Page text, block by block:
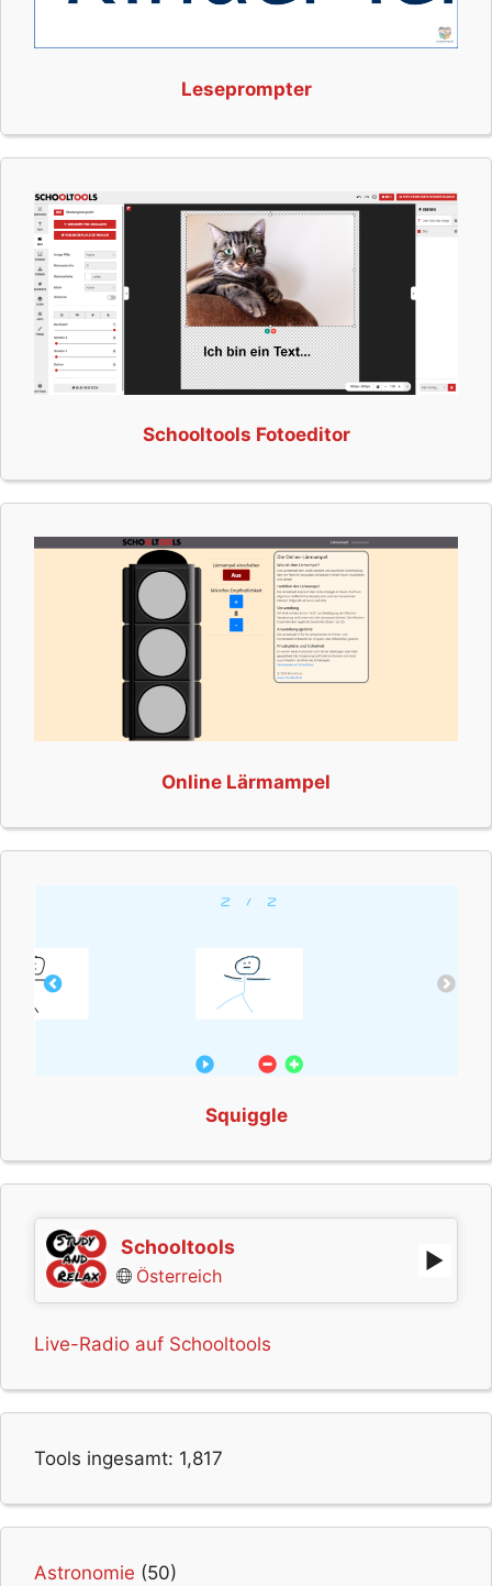
Leseprompter
Schooltools Fotoeditor
Online Lärmampel
Squiggle
Schooltools
Österreich
Live-Radio auf Schooltools
Tools ingesamt: 1,817
Astronomie (50)